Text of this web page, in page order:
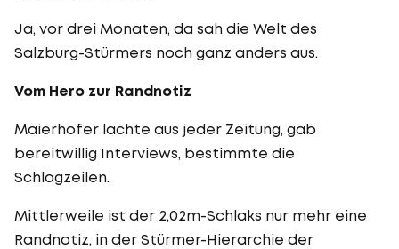
Ja, vor drei Monaten, da sah die Welt des
Salzburg-Stürmers noch ganz anders aus.
Vom Hero zur Randnotiz
Maierhofer lachte aus jeder Zeitung, gab
bereitwillig Interviews, bestimmte die
Schlagzeilen.
Mittlerweile ist der 2,02m-Schlaks nur mehr eine
Randnotiz, in der Stürmer-Hierarchie der